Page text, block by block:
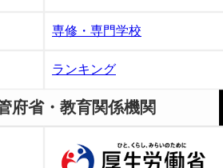
専修・専門学校
ランキング
府省・教育関係機関